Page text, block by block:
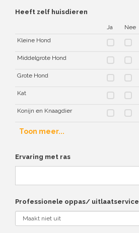
Heeft zelf huisdieren
Ja
Nee
Kleine Hond
Middelgrote Hond
Grote Hond
Kat
Konijn en Knaagdier
Toon meer...
Ervaring met ras
Professionele oppas/ uitlaatservice